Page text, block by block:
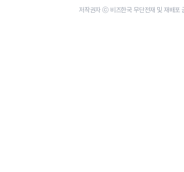
저작권자 ⓒ 비즈한국 무단전재 및 재배포